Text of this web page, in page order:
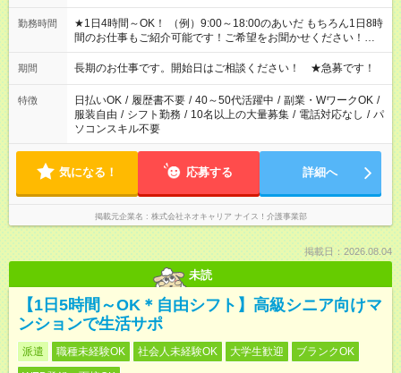
勤務時間
★1日4時間～OK！ （例）9:00～18:00のあいだ もちろん1日8時
間のお仕事もご紹介可能です！ご希望をお聞かせください！★家
庭の都合でお休みが必要な場合も遠慮なくご相談ください。 ※
週最低15時間以上の勤務が必要です
期間 長期のお仕事です。開始日はご相談ください！ ★急募です！
特徴 日払いOK / 履歴書不要 / 40～50代活躍中 / 副業・WワークOK /
服装自由 / シフト勤務 / 10名以上の大量募集 / 電話対応なし / パ
ソコンスキル不要
気になる！ 応募する 詳細へ
掲載元企業名 株式会社ネオキャリア ナイス！介護事業部
掲載日：2026.08.04
未読
【1日5時間～OK＊自由シフト】高級シニア向けマ
ンションで生活サポ
派遣 職種未経験OK 社会人未経験OK 大学生歓迎
ブランクOK